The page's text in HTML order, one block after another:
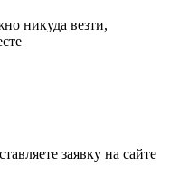
никуда везти,
заявку на сайте